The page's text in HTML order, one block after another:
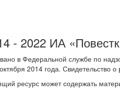
- 2022 ИА
в Федеральной службе по
2014 года.
ресурс может содержать